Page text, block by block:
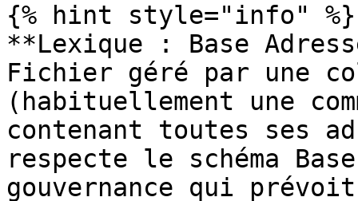
{% hint style="info" %}
**Lexique : Base
Fichier géré par une
(habituellement une
contenant toutes ses
respecte le schéma
gouvernance qui